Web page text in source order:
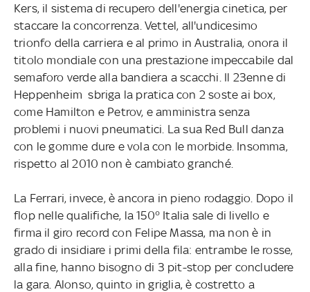
Kers, il sistema di recupero dell'energia cinetica, per
staccare la concorrenza. Vettel, all'undicesimo
trionfo della carriera e al primo in Australia, onora il
titolo mondiale con una prestazione impeccabile dal
semaforo verde alla bandiera a scacchi. Il 23enne di
Heppenheim sbriga la pratica con 2 soste ai box,
come Hamilton e Petrov, e amministra senza
problemi i nuovi pneumatici. La sua Red Bull danza
con le gomme dure e vola con le morbide. Insomma,
rispetto al 2010 non è cambiato granché.
La Ferrari, invece, è ancora in pieno rodaggio. Dopo il
flop nelle qualifiche, la 150° Italia sale di livello e
firma il giro record con Felipe Massa, ma non è in
grado di insidiare i primi della fila: entrambe le rosse,
alla fine, hanno bisogno di 3 pit-stop per concludere
la gara. Alonso, quinto in griglia, è costretto a